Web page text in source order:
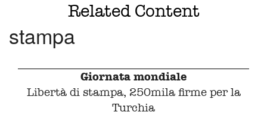
Related Content
stampa
Giornata mondiale
Libertà di stampa, 250mila firme per la
Turchia